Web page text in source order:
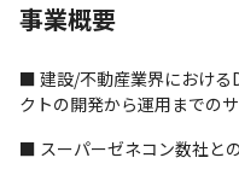
事業概要
■ 建設/不動産業界における
クトの開発から運用までの
■ スーパーゼネコン数社と